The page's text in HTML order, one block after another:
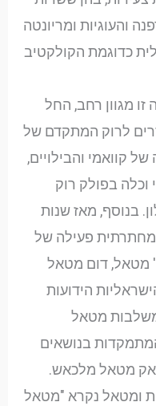
והעוגיות ומריונטה
כדוגמת הקולקטיב
זו מגוון רחב, החל
לרוק המתקדם של
של קוואמי והבילויים,
בפולק רוק
בנוסף, מאז שנות
מחתרתית פעילה של
מטאל, דום מטאל
הידועות
מטאל
בנושאים
מטאל מלכאש.
ומטאל נקרא "מטאל